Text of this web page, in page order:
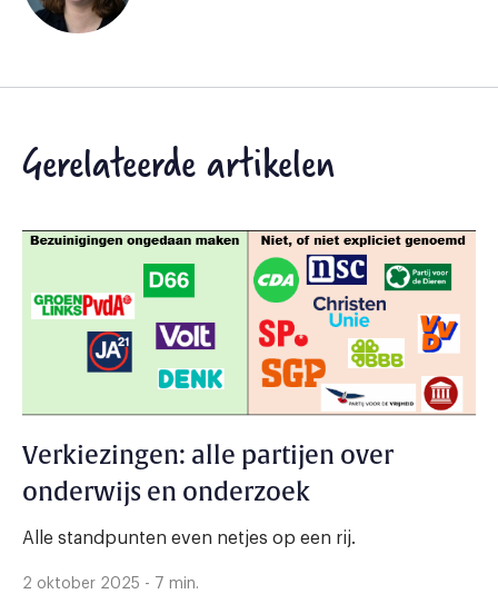
Gerelateerde artikelen
Verkiezingen: alle partijen over
onderwijs en onderzoek
Alle standpunten even netjes op een rij.
2 oktober 2025 - 7 min.